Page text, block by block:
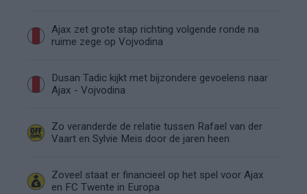
Ajax zet grote stap richting volgende ronde na
ruime zege op Vojvodina
Dusan Tadic kijkt met bijzondere gevoelens naar
Ajax - Vojvodina
Zo veranderde de relatie tussen Rafael van der
Vaart en Sylvie Meis door de jaren heen
Zoveel staat er financieel op het spel voor Ajax
en FC Twente in Europa